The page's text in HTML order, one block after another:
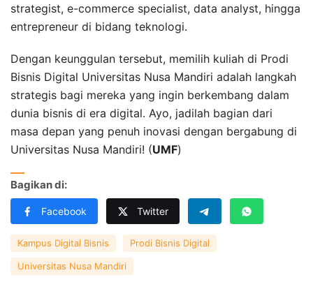
strategist, e-commerce specialist, data analyst, hingga
entrepreneur di bidang teknologi.
Dengan keunggulan tersebut, memilih kuliah di Prodi
Bisnis Digital Universitas Nusa Mandiri adalah langkah
strategis bagi mereka yang ingin berkembang dalam
dunia bisnis di era digital. Ayo, jadilah bagian dari
masa depan yang penuh inovasi dengan bergabung di
Universitas Nusa Mandiri! (UMF)
Bagikan di:
Facebook Twitter
Kampus Digital Bisnis Prodi Bisnis Digital
Universitas Nusa Mandiri